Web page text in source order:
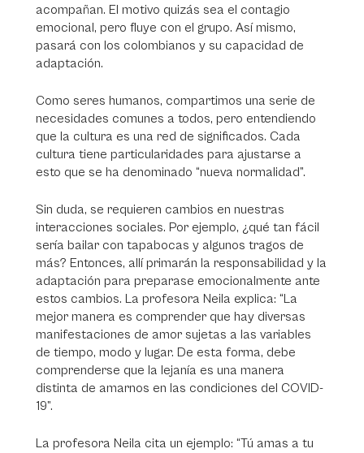
acompañan. El motivo quizás sea el contagio
emocional, pero fluye con el grupo. Así mismo,
pasará con los colombianos y su capacidad de
adaptación.
Como seres humanos, compartimos una serie de
necesidades comunes a todos, pero entendiendo
que la cultura es una red de significados. Cada
cultura tiene particularidades para ajustarse a
esto que se ha denominado “nueva normalidad”.
Sin duda, se requieren cambios en nuestras
interacciones sociales. Por ejemplo, ¿qué tan fácil
sería bailar con tapabocas y algunos tragos de
más? Entonces, allí primarán la responsabilidad y la
adaptación para preparase emocionalmente ante
estos cambios. La profesora Neila explica: “La
mejor manera es comprender que hay diversas
manifestaciones de amor sujetas a las variables
de tiempo, modo y lugar. De esta forma, debe
comprenderse que la lejanía es una manera
distinta de amarnos en las condiciones del COVID-
19”.
La profesora Neila cita un ejemplo: “Tú amas a tu